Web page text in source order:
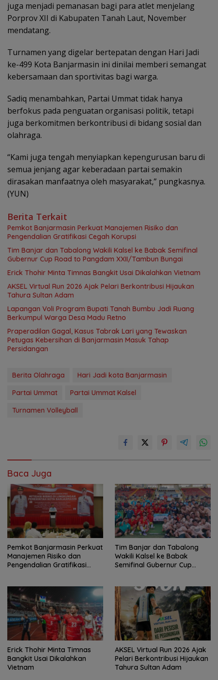
juga menjadi pemanasan bagi para atlet menjelang
Porprov XII di Kabupaten Tanah Laut, November
mendatang.
Turnamen yang digelar bertepatan dengan Hari Jadi
ke-499 Kota Banjarmasin ini dinilai memberi semangat
kebersamaan dan sportivitas bagi warga.
Sadiq menambahkan, Partai Ummat tidak hanya
berfokus pada penguatan organisasi politik, tetapi
juga berkomitmen berkontribusi di bidang sosial dan
olahraga.
“Kami juga tengah menyiapkan kepengurusan baru di
semua jenjang agar keberadaan partai semakin
dirasakan manfaatnya oleh masyarakat,” pungkasnya.
(YUN)
Berita Terkait
Pemkot Banjarmasin Perkuat Manajemen Risiko dan
Pengendalian Gratifikasi Cegah Korupsi
Tim Banjar dan Tabalong Wakili Kalsel ke Babak Semifinal
Gubernur Cup Road to Pangdam XXII/Tambun Bungai
Erick Thohir Minta Timnas Bangkit Usai Dikalahkan Vietnam
AKSEL Virtual Run 2026 Ajak Pelari Berkontribusi Hijaukan
Tahura Sultan Adam
Lapangan Voli Program Bupati Tanah Bumbu Jadi Ruang
Berkumpul Warga Desa Madu Retno
Praperadilan Gagal, Kasus Tabrak Lari yang Tewaskan
Petugas Kebersihan di Banjarmasin Masuk Tahap
Persidangan
Berita Olahraga
Hari Jadi kota Banjarmasin
Partai Ummat
Partai Ummat Kalsel
Turnamen Volleyball
Baca Juga
Pemkot Banjarmasin Perkuat
Manajemen Risiko dan
Pengendalian Gratifikasi
Tim Banjar dan Tabalong
Wakili Kalsel ke Babak
Semifinal Gubernur Cup
Erick Thohir Minta Timnas
Bangkit Usai Dikalahkan
Vietnam
AKSEL Virtual Run 2026 Ajak
Pelari Berkontribusi Hijaukan
Tahura Sultan Adam